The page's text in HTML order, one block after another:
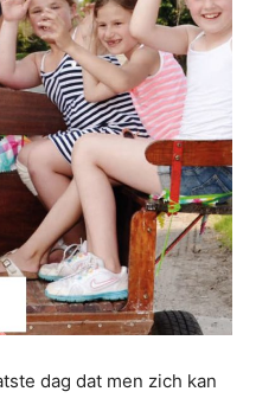
dag dat men zich kan